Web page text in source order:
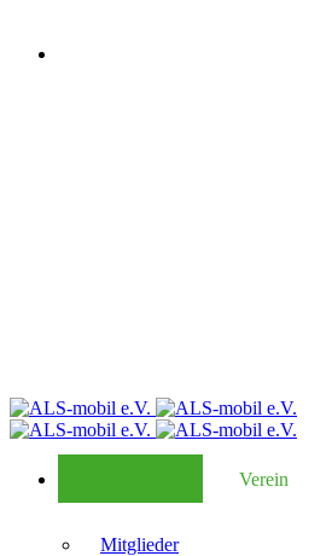
Verein
Mitglieder